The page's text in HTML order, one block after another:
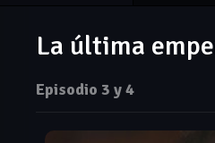
La última
Episodio 3 y 4